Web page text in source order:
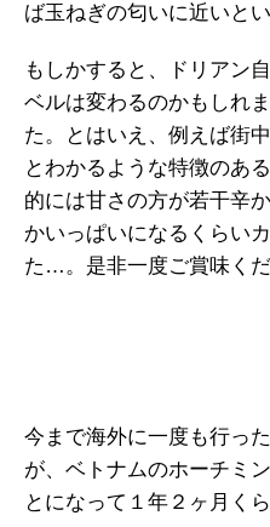
ば玉ねぎの匂いに近いと
もしかすると、ドリアン
ベルは変わるのかもしれ
た。とはいえ、例えば街
とわかるような特徴のあ
的には甘さの方が若干辛
かいっぱいになるくらい
た…。是非一度ご賞味くだ
今まで海外に一度も行っ
が、ベトナムのホーチミ
とになって１年２ヶ月く